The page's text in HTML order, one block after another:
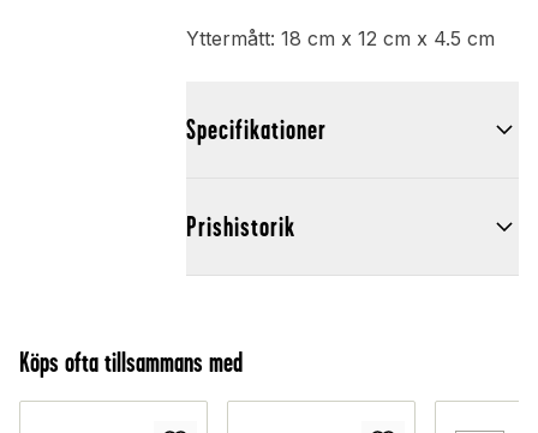
Yttermått: 18 cm x 12 cm x 4.5 cm
Specifikationer
Prishistorik
Köps ofta tillsammans med